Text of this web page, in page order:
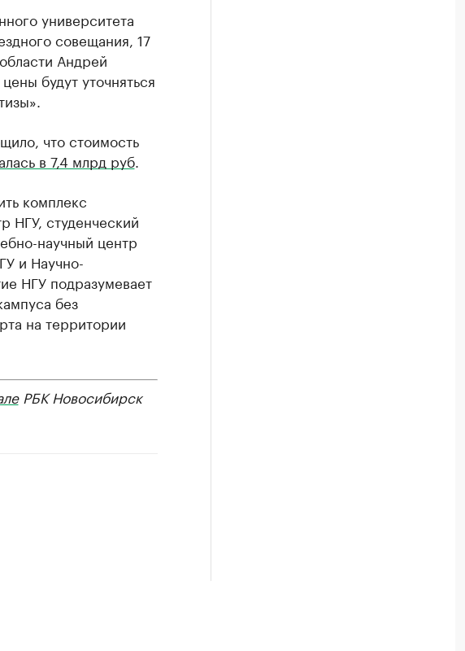
университета
совещания, 17
Андрей
будут уточняться
что стоимость
в 7,4 млрд руб.
комплекс
НГУ, студенческий
научный центр
и Научно-
НГУ подразумевает
без
на территории
РБК Новосибирск